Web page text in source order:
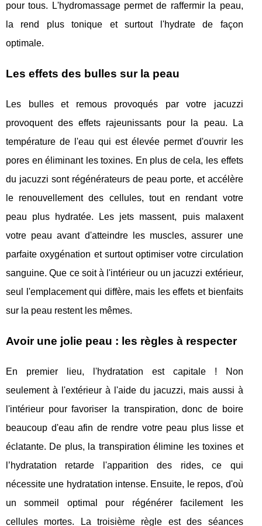
pour tous. L'hydromassage permet de raffermir la peau,
la rend plus tonique et surtout l'hydrate de façon
optimale.
Les effets des bulles sur la peau
Les bulles et remous provoqués par votre jacuzzi
provoquent des effets rajeunissants pour la peau. La
température de l'eau qui est élevée permet d'ouvrir les
pores en éliminant les toxines. En plus de cela, les effets
du jacuzzi sont régénérateurs de peau porte, et accélère
le renouvellement des cellules, tout en rendant votre
peau plus hydratée. Les jets massent, puis malaxent
votre peau avant d'atteindre les muscles, assurer une
parfaite oxygénation et surtout optimiser votre circulation
sanguine. Que ce soit à l'intérieur ou un jacuzzi extérieur,
seul l'emplacement qui diffère, mais les effets et bienfaits
sur la peau restent les mêmes.
Avoir une jolie peau : les règles à respecter
En premier lieu, l'hydratation est capitale ! Non
seulement à l'extérieur à l'aide du jacuzzi, mais aussi à
l'intérieur pour favoriser la transpiration, donc de boire
beaucoup d'eau afin de rendre votre peau plus lisse et
éclatante. De plus, la transpiration élimine les toxines et
l’hydratation retarde l'apparition des rides, ce qui
nécessite une hydratation intense. Ensuite, le repos, d'où
un sommeil optimal pour régénérer facilement les
cellules mortes. La troisième règle est des séances